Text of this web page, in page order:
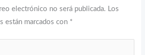
electrónico no será publicada. Los
están marcados con *